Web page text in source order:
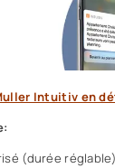
Intuitiv en
(durée